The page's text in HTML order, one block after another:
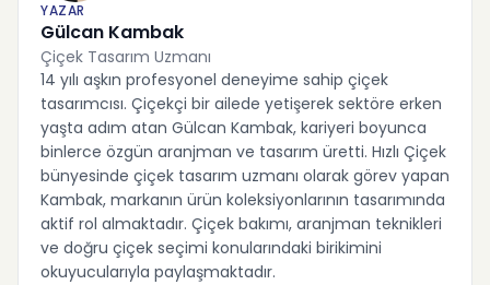
YAZAR
Gülcan Kambak
Çiçek Tasarım Uzmanı
14 yılı aşkın profesyonel deneyime sahip çiçek
tasarımcısı. Çiçekçi bir ailede yetişerek sektöre erken
yaşta adım atan Gülcan Kambak, kariyeri boyunca
binlerce özgün aranjman ve tasarım üretti. Hızlı Çiçek
bünyesinde çiçek tasarım uzmanı olarak görev yapan
Kambak, markanın ürün koleksiyonlarının tasarımında
aktif rol almaktadır. Çiçek bakımı, aranjman teknikleri
ve doğru çiçek seçimi konularındaki birikimini
okuyucularıyla paylaşmaktadır.